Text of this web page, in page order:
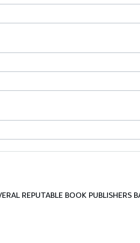
REPUTABLE BOOK PUBLISHERS